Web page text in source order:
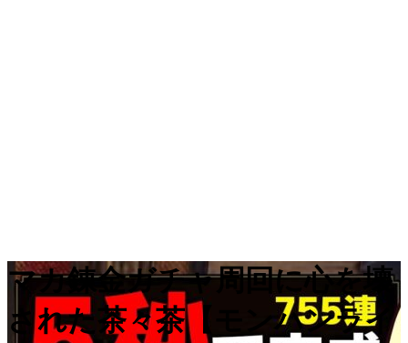
マカ錬金ガチャ周回に心を壊
された茶々茶【モンハンライ